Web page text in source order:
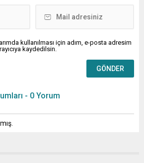
kullanılması için adım, e-posta adresim
kaydedilsin.
- 0 Yorum